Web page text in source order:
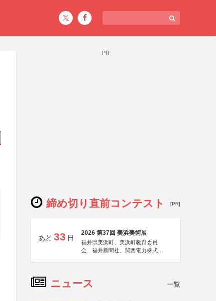
PR
締め切り直前コンテスト [PR]
あと 33 日
2026 第37回 美浜美術展
福井県美浜町、美浜町教育委員
会、福井新聞社、関西電力株式会
ニュース 一覧